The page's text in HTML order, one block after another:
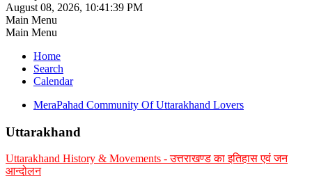
August 08, 2026, 10:41:39 PM
Main Menu
Main Menu
Home
Search
Calendar
MeraPahad Community Of Uttarakhand Lovers
Uttarakhand
Uttarakhand History & Movements - उत्तराखण्ड का इतिहास एवं जन
आन्दोलन